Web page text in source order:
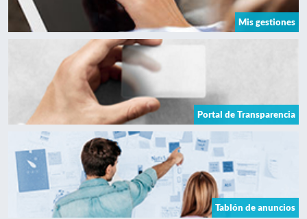
Mis gestiones
Portal de Transparencia
Tablón de anuncios